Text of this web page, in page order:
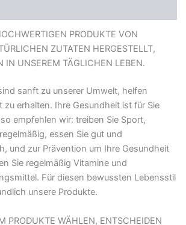
PRODUKTE VON
ZUTATEN HERGESTELLT,
IN UNSEREM TÄGLICHEN LEBEN.
sanft zu unserer Umwelt, helfen
zu erhalten. Ihre Gesundheit ist für Sie
empfehlen wir: treiben Sie Sport,
essen Sie gut und
und zur Prävention um Ihre Gesundheit
Sie regelmäßig Vitamine und
Für diesen bewussten Lebensstil
unsere Produkte.
PRODUKTE WÄHLEN, ENTSCHEIDEN